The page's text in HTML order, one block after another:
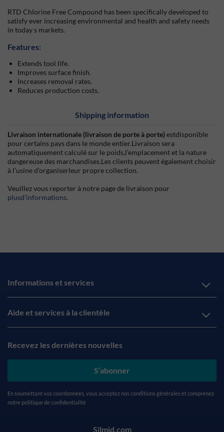
RTD Chlorine Free Compound has been specifically developed to
satisfy ever increasing environmental and health and safety needs
in today s markets.
Features:
Extends tool life.
Improves surface finish.
Increases removal rates.
Reduces production costs.
Shipping information
Livraison internationale (livraison de porte à porte)estdisponible
pour certains pays dans le monde entier.Livraison sera
automatiquement calculé sur le poids,l’emplacement et la nature
dangereuse des marchandises.Les clients peuvent également choisir
à l’usine d’organiserleur propre collection.
Veuillez vous reporter à notre page de livraison pour
plusd’informations.
Informations et services
Aide et services à la clientèle
Recevez les dernières nouvelles
S’abonner
En soumettant vos coordonnées, vous acceptez nos conditions générales et comprenez
notre politique de confidentialité
Silmid.com